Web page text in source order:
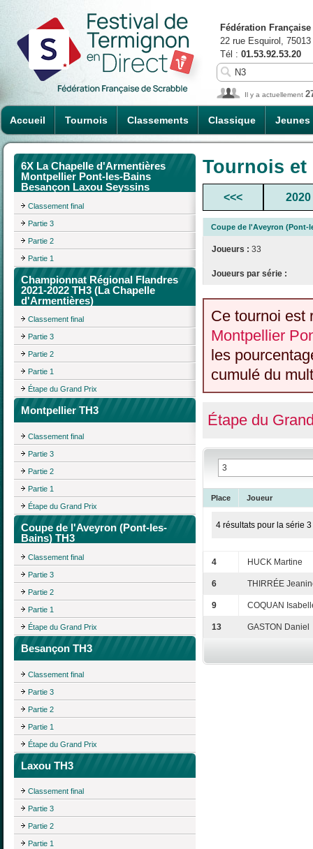
Accueil Tournois Classements Classique Jeunes
Fédération
22 rue Esquirol,
Tél : 01.53.92.53.20
Il y a actuellement
6X La Chapelle d'Armentières
Montpellier Pont-les-Bains
Besançon Laxou Seyssins
Classement final
Partie 3
Partie 2
Partie 1
Championnat Régional Flandres
2021-2022 TH3 (La Chapelle
d'Armentières)
Classement final
Partie 3
Partie 2
Partie 1
Étape du Grand Prix
Montpellier TH3
Classement final
Partie 3
Partie 2
Partie 1
Étape du Grand Prix
Coupe de l'Aveyron (Pont-les-
Bains) TH3
Classement final
Partie 3
Partie 2
Partie 1
Étape du Grand Prix
Besançon TH3
Classement final
Partie 3
Partie 2
Partie 1
Étape du Grand Prix
Laxou TH3
Classement final
Partie 3
Partie 2
Partie 1
Tournois
<<< 2020
Coupe de l'Aveyron (Pont-
Joueurs : 33
Joueurs par série :
Ce tournoi est
Montpellier
les
cumulé du
Étape du
Place Joueur
4 résultats pour la série 3
4 HUCK Martine
6 THIRRÉE
9 COQUAN
13 GASTON Daniel